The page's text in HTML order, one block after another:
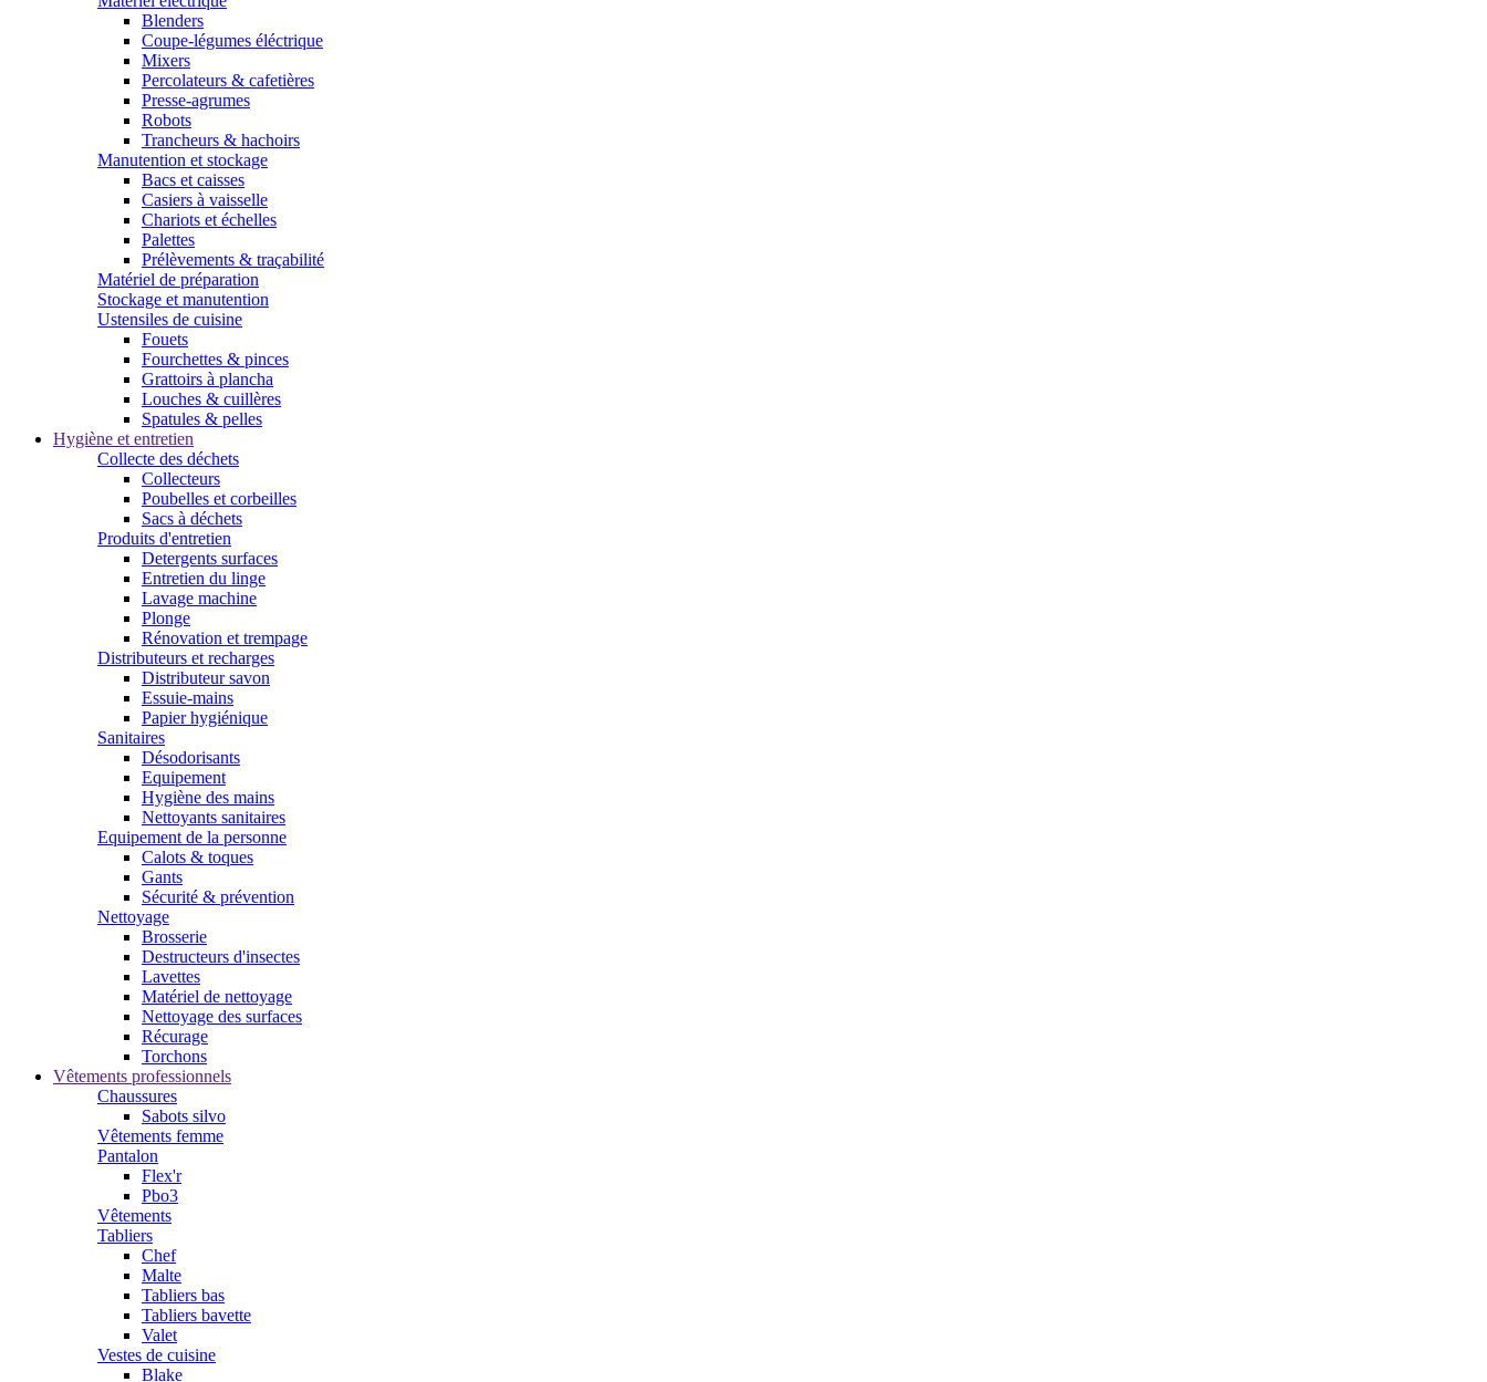
Blenders
Coupe-légumes éléctrique
Mixers
Percolateurs & cafetières
Presse-agrumes
Robots
Trancheurs & hachoirs
Manutention et stockage
Bacs et caisses
Casiers à vaisselle
Chariots et échelles
Palettes
Prélèvements & traçabilité
Matériel de préparation
Stockage et manutention
Ustensiles de cuisine
Fouets
Fourchettes & pinces
Grattoirs à plancha
Louches & cuillères
Spatules & pelles
Hygiène et entretien
Collecte des déchets
Collecteurs
Poubelles et corbeilles
Sacs à déchets
Produits d'entretien
Detergents surfaces
Entretien du linge
Lavage machine
Plonge
Rénovation et trempage
Distributeurs et recharges
Distributeur savon
Essuie-mains
Papier hygiénique
Sanitaires
Désodorisants
Equipement
Hygiène des mains
Nettoyants sanitaires
Equipement de la personne
Calots & toques
Gants
Sécurité & prévention
Nettoyage
Brosserie
Destructeurs d'insectes
Lavettes
Matériel de nettoyage
Nettoyage des surfaces
Récurage
Torchons
Vêtements professionnels
Chaussures
Sabots silvo
Vêtements femme
Pantalon
Flex'r
Pbo3
Vêtements
Tabliers
Chef
Malte
Tabliers bas
Tabliers bavette
Valet
Vestes de cuisine
Blake